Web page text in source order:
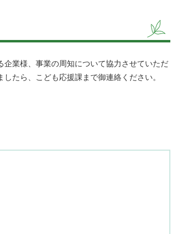
業様、事業の周知について協力させていただ
たら、こども応援課まで御連絡ください。